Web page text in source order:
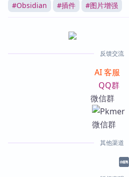
#Obsidian #插件 #图片增强
反馈交流
AI 客服
QQ群
微信群
其他渠道